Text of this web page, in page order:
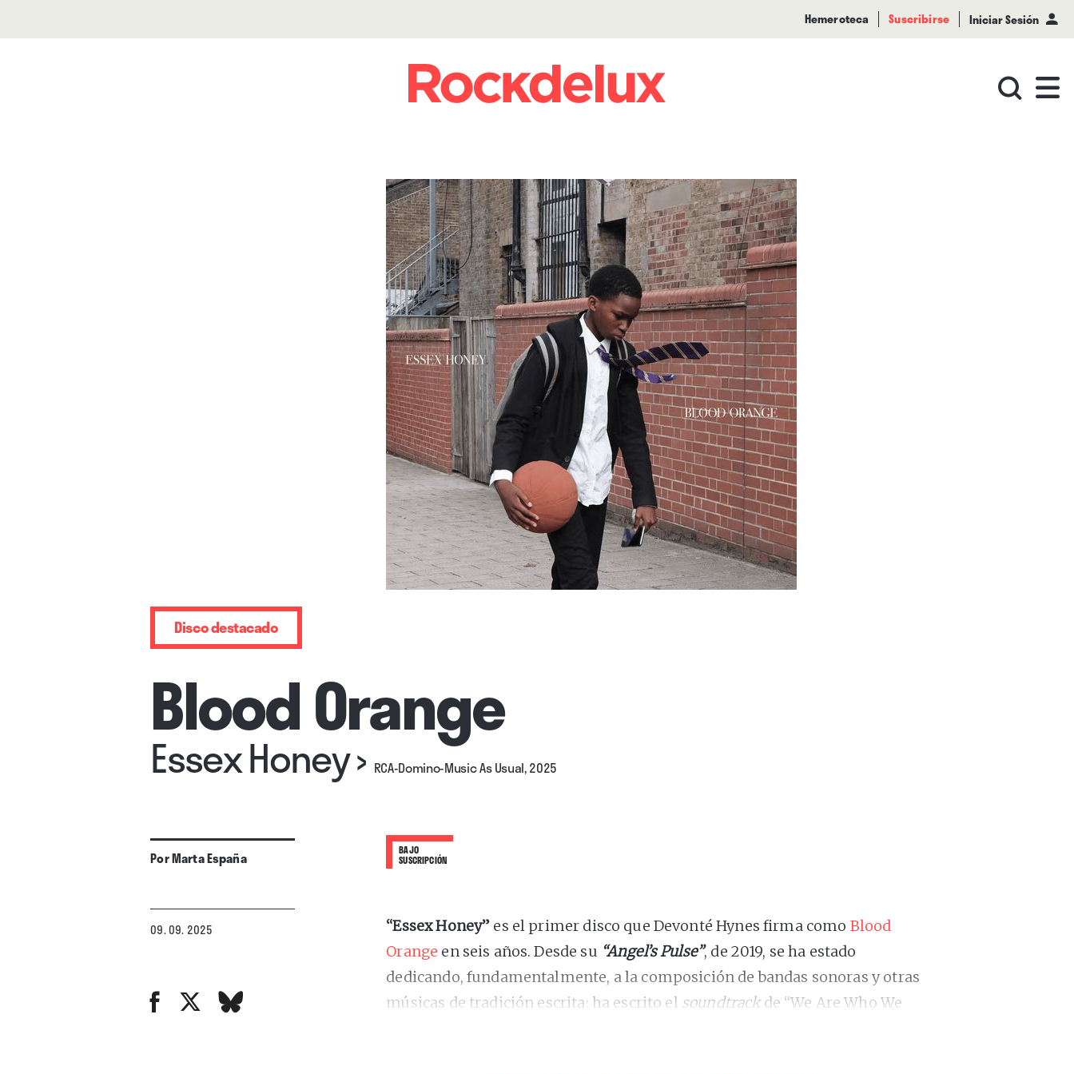
Hemeroteca Suscribirse Iniciar Sesión
Disco destacado
Blood Orange
Essex Honey› RCA-Domino-Music As Usual, 2025
PorMarta España
09. 09. 2025
BAJO
SUSCRIPCIÓN
“Essex Honey” es el primer disco que Devonté Hynes firma como Blood
Orange en seis años. Desde su “Angel’s Pulse”, de 2019, se ha estado
dedicando, fundamentalmente, a la composición de bandas sonoras y otras
músicas de tradición escrita: ha escrito el soundtrackde “We Are Who We